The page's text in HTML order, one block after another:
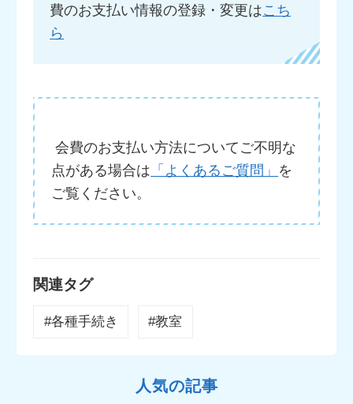
費のお支払い情報の登録・変更はこち
ら
会費のお支払い方法についてご不明な
点がある場合は 「よくあるご質問」 を
ご覧ください。
関連タグ
#各種手続き #教室
人気の記事